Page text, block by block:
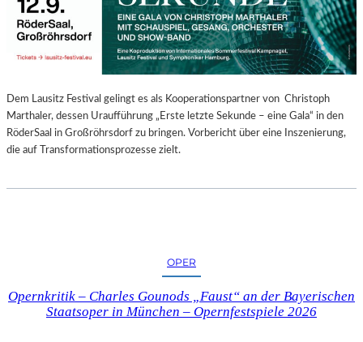
N
“
–
A
U
S
S
T
R
I
Dem Lausitz Festival gelingt es als Kooperationspartner von Christoph
Marthaler, dessen Uraufführung „Erste letzte Sekunde – eine Gala“ in den
RöderSaal in Großröhrsdorf zu bringen. Vorbericht über eine Inszenierung,
die auf Transformationsprozesse zielt.
OPER
Opernkritik – Charles Gounods „Faust“ an der Bayerischen
Staatsoper in München – Opernfestspiele 2026